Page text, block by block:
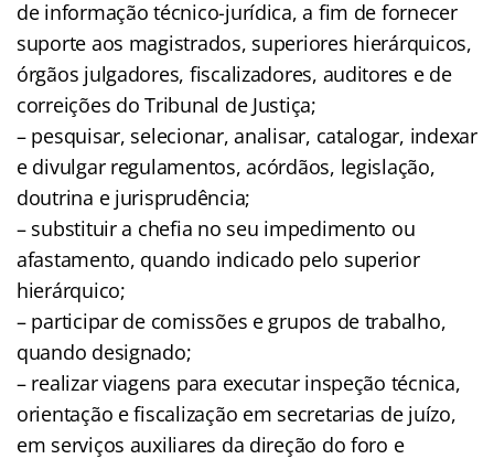
de informação técnico-jurídica, a fim de fornecer
suporte aos magistrados, superiores hierárquicos,
órgãos julgadores, fiscalizadores, auditores e de
correições do Tribunal de Justiça;
– pesquisar, selecionar, analisar, catalogar, indexar
e divulgar regulamentos, acórdãos, legislação,
doutrina e jurisprudência;
– substituir a chefia no seu impedimento ou
afastamento, quando indicado pelo superior
hierárquico;
– participar de comissões e grupos de trabalho,
quando designado;
– realizar viagens para executar inspeção técnica,
orientação e fiscalização em secretarias de juízo,
em serviços auxiliares da direção do foro e